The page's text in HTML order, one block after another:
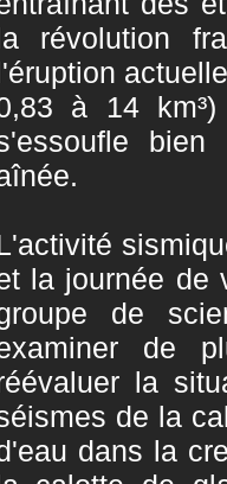
révolution
à 14
la journée de
de
de
la
de la
dans la